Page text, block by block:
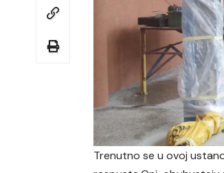
Trenutno se u ovoj